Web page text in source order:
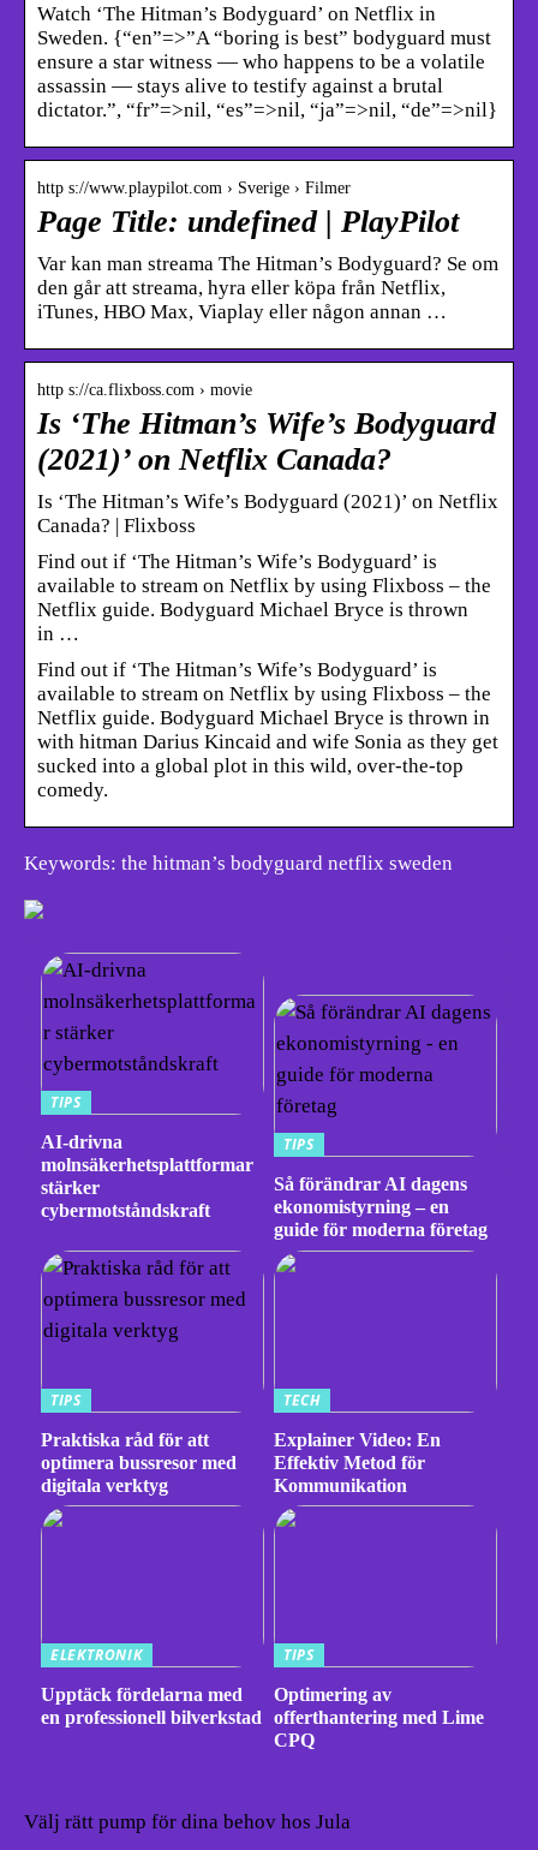
Watch ‘The Hitman’s Bodyguard’ on Netflix in
Sweden. {“en”=>”A “boring is best” bodyguard must
ensure a star witness — who happens to be a volatile
assassin — stays alive to testify against a brutal
dictator.”, “fr”=>nil, “es”=>nil, “ja”=>nil, “de”=>nil}
http s://www.playpilot.com › Sverige › Filmer
Page Title: undefined | PlayPilot
Var kan man streama The Hitman’s Bodyguard? Se om
den går att streama, hyra eller köpa från Netflix,
iTunes, HBO Max, Viaplay eller någon annan …
http s://ca.flixboss.com › movie
Is ‘The Hitman’s Wife’s Bodyguard
(2021)’ on Netflix Canada?
Is ‘The Hitman’s Wife’s Bodyguard (2021)’ on Netflix
Canada? | Flixboss
Find out if ‘The Hitman’s Wife’s Bodyguard’ is
available to stream on Netflix by using Flixboss – the
Netflix guide. Bodyguard Michael Bryce is thrown
in …
Find out if ‘The Hitman’s Wife’s Bodyguard’ is
available to stream on Netflix by using Flixboss – the
Netflix guide. Bodyguard Michael Bryce is thrown in
with hitman Darius Kincaid and wife Sonia as they get
sucked into a global plot in this wild, over-the-top
comedy.
Keywords: the hitman’s bodyguard netflix sweden
TIPS
AI-drivna
molnsäkerhetsplattformar
stärker
cybermotståndskraft
TIPS
Så förändrar AI dagens
ekonomistyrning – en
guide för moderna företag
TIPS
Praktiska råd för att
optimera bussresor med
digitala verktyg
TECH
Explainer Video: En
Effektiv Metod för
Kommunikation
ELEKTRONIK
Upptäck fördelarna med
en professionell bilverkstad
TIPS
Optimering av
offerthantering med Lime
CPQ
Välj rätt pump för dina behov hos Jula